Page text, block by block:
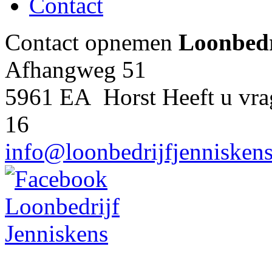
Contact opnemen
Afhangweg 51
5961 EA Horst Heeft u
16